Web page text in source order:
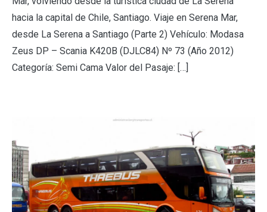
hacia la capital de Chile, Santiago. Viaje en Serena Mar,
desde La Serena a Santiago (Parte 2) Vehículo: Modasa
Zeus DP – Scania K420B (DJLC84) Nº 73 (Año 2012)
Categoría: Semi Cama Valor del Pasaje: […]